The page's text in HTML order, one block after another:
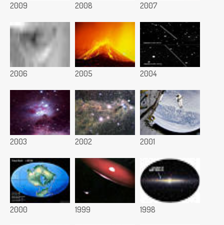
2009 2008 2007
2006 2005 2004
2003 2002 2001
2000 1999 1998